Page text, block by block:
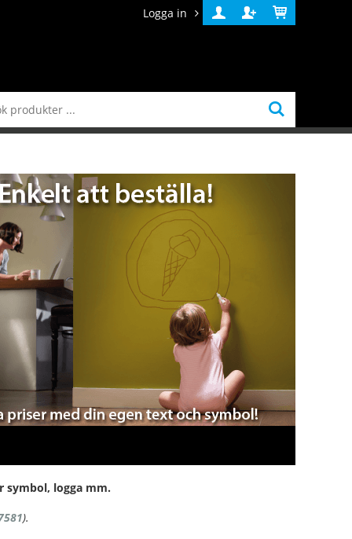
Logga in
Logga
in
Skapa
konto
Varukorg
symbol, logga mm.
).